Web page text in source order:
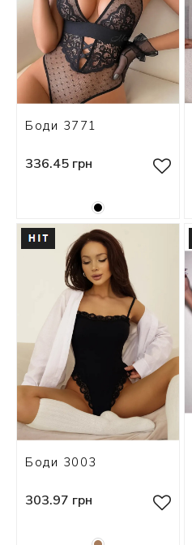
Боди 3771
336.45 грн
Боди 3003
303.97 грн